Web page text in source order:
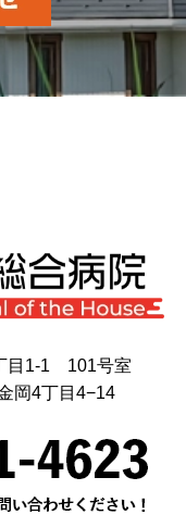
目1-1 101号室
岡4丁目4−14